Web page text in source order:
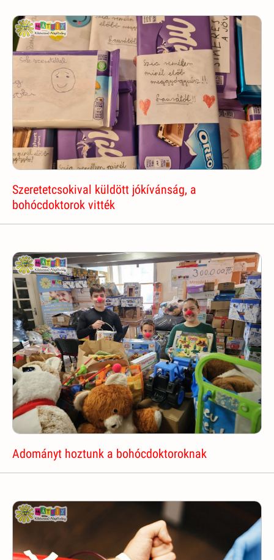
Szeretetcsokival küldött jókívánság, a
bohócdoktorok vitték
Adományt hoztunk a bohócdoktoroknak